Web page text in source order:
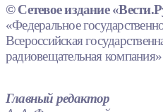
© Сетевое издание
«Федеральное
Всероссийская
радиовещательная
Главный редактор